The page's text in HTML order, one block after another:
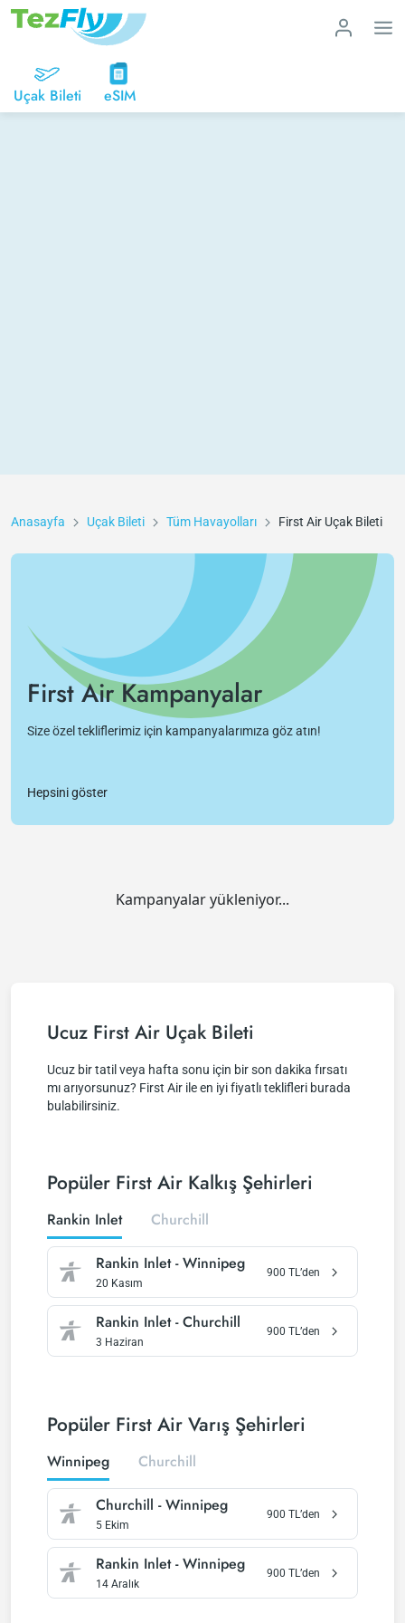
Uçak Bileti eSIM
Anasayfa Uçak Bileti Tüm Havayolları First Air Uçak Bileti
First Air Kampanyalar
Size özel tekliflerimiz için kampanyalarımıza göz atın!
Hepsini göster
Kampanyalar yükleniyor...
Ucuz First Air Uçak Bileti
Ucuz bir tatil veya hafta sonu için bir son dakika fırsatı
mı arıyorsunuz? First Air ile en iyi fiyatlı teklifleri burada
bulabilirsiniz.
Popüler First Air Kalkış Şehirleri
Rankin Inlet Churchill
Rankin Inlet-Winnipeg
20 Kasım
900 TL’den
Rankin Inlet-Churchill
3 Haziran
900 TL’den
Popüler First Air Varış Şehirleri
Winnipeg Churchill
Churchill -Winnipeg
5 Ekim
900 TL’den
Rankin Inlet-Winnipeg
14 Aralık
900 TL’den